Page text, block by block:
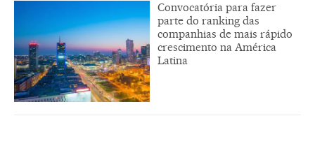
Convocatória para fazer
parte do ranking das
companhias de mais rápido
crescimento na América
Latina